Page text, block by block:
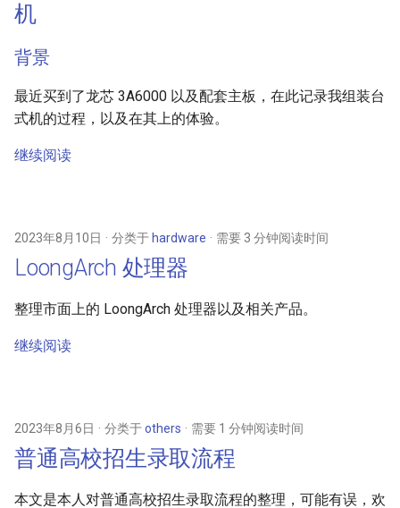
机
背景
最近买到了龙芯 3A6000 以及配套主板，在此记录我组装台
式机的过程，以及在其上的体验。
继续阅读
2023年8月10日 分类于 hardware 需要 3 分钟阅读时间
LoongArch 处理器
整理市面上的 LoongArch 处理器以及相关产品。
继续阅读
2023年8月6日 分类于others 需要 1 分钟阅读时间
普通高校招生录取流程
本文是本人对普通高校招生录取流程的整理，可能有误，欢